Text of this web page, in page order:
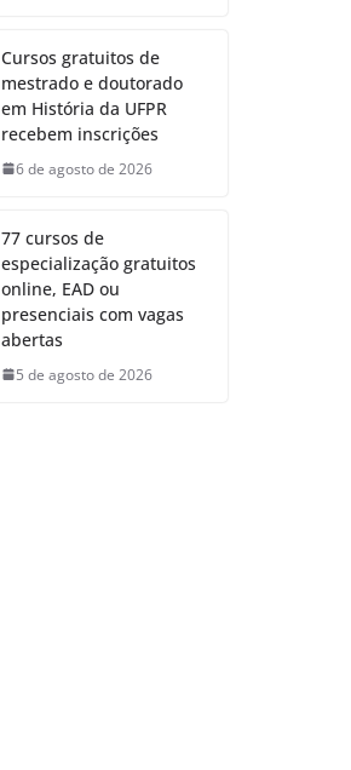
Cursos gratuitos de
mestrado e doutorado
em História da UFPR
recebem inscrições
6 de agosto de 2026
77 cursos de
especialização gratuitos
online, EAD ou
presenciais com vagas
abertas
5 de agosto de 2026